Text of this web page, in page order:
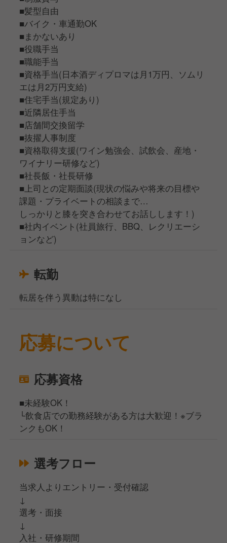
■髪型自由
■バイク・車通勤OK
■まかないあり
■役職手当
■職能手当
■資格手当(日本酒ディプロマは月1万円、ソムリ
エは月2万円支給)
■住宅手当(規定あり)
■近隣居住手当
■店舗間交換留学
■抜擢人事制度
■資格取得支援(ワイン勉強会、試飲会、産地・
ワイナリー研修など)
■社長飯・社長研修
■上司との定期面談(現状の悩みや将来の目標や
課題・プライベートの相談まで…
しっかりと膝を突き合わせてお話しします！)
■社内イベント(社員旅行、BBQ、レクリエーシ
ョンなど)
転勤
転居を伴う異動は特になし
応募について
応募資格
■未経験OK！
└飲食店での勤務経験がある方は大歓迎！※ブラ
ンクもOK！
選考フロー
当求人よりエントリー・受付確認
↓
選考・面接
↓
入社・研修期間